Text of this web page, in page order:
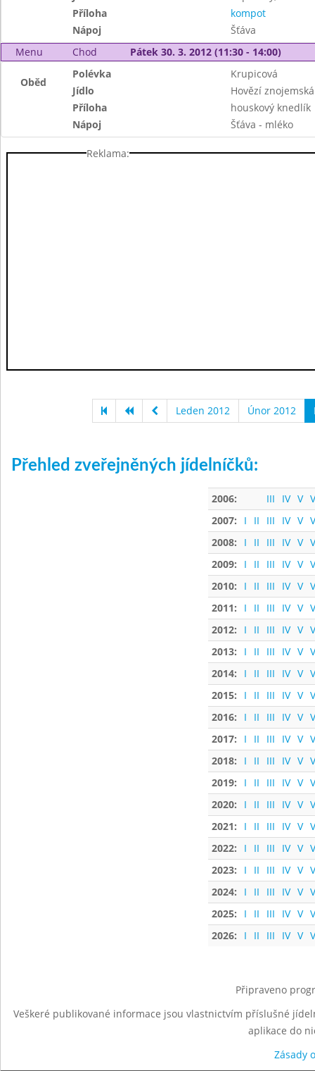
Příloha
kompot
Nápoj
Šťáva
Menu
Chod Pátek 30. 3. 2012 (11:30 - 14:00)
Oběd
Polévka
Krupicová
Jídlo
Hovězí
Příloha
houskový knedlík
Nápoj
Šťáva - mléko
Reklama:
Leden 2012 Únor 2012
Přehled zveřejněných jídelníčků:
2006: III IV V
2007:
I II III IV V
2008:
I II III IV V
2009:
I II III IV V
2010:
I II III IV V
2011:
I II III IV V
2012:
I II III IV V
2013:
I II III IV V
2014:
I II III IV V
2015:
I II III IV V
2016:
I II III IV V
2017:
I II III IV V
2018:
I II III IV V
2019:
I II III IV V
2020:
I II III IV V
2021:
I II III IV V
2022:
I II III IV V
2023:
I II III IV V
2024:
I II III IV V
2025:
I II III IV V
2026:
I II III IV V
Připraveno
Veškeré publikované informace jsou vlastnictvím příslušné
aplikace do
Zásady